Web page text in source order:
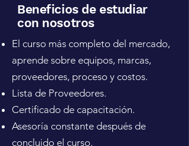
Beneficios de estudiar
con nosotros
El curso más completo del mercado,
aprende sobre equipos, marcas,
proveedores, proceso y costos.
Lista de Proveedores.
Certificado de capacitación.
Asesoría constante después de
concluido el curso.